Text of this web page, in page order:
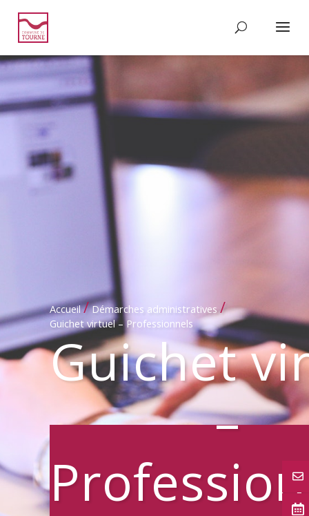
Accueil / Démarches administratives /
Guichet virtuel – Professionnels
Guichet
–